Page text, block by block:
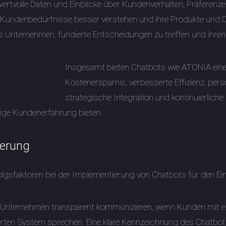
Daten und Einblicke über Kundenverhalten,
besser verstehen und ihre Produkte und
fundierte Entscheidungen zu treffen und
Insgesamt bieten Chatbots wie ATONIA
Kostenersparnis, verbesserte Effizienz,
strategische Integration und
Kundenerfahrung bieten.
bei der Implementierung von Chatbots für den
transparent kommunizieren, wenn Kunden mit
System sprechen. Eine klare Kennzeichnung des